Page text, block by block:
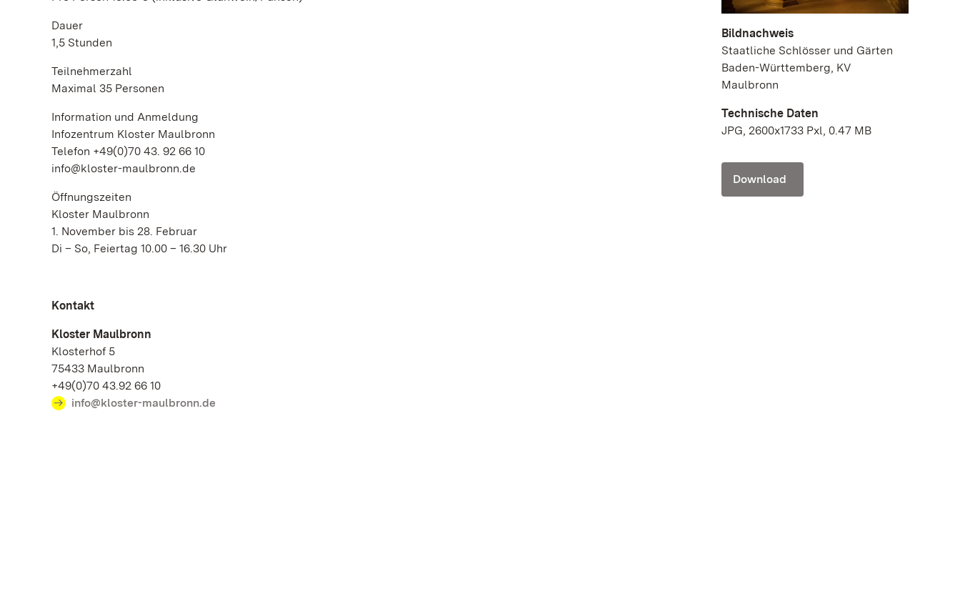
Dauer
1,5 Stunden
Teilnehmerzahl
Maximal 35 Personen
Information und Anmeldung
Infozentrum Kloster Maulbronn
Telefon +49(0)70 43. 92 66 10
info@kloster-maulbronn.de
Öffnungszeiten
Kloster Maulbronn
1. November bis 28. Februar
Di – So, Feiertag 10.00 – 16.30 Uhr
Kontakt
Kloster Maulbronn
Klosterhof 5
75433 Maulbronn
+49(0)70 43.92 66 10
info@kloster-maulbronn.de
Bildnachweis
Staatliche Schlösser und Gärten
Baden-Württemberg, KV
Maulbronn
Technische Daten
JPG, 2600x1733 Pxl, 0.47 MB
Download